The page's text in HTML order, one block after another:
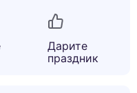
Дарите
праздник